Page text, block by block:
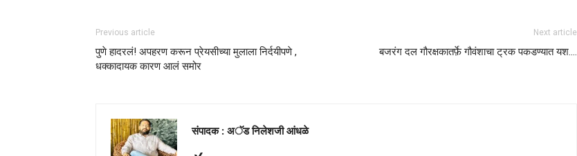
Previous article
पुणे हादरलं! अपहरण करून प्रेयसीच्या मुलाला निर्दयीपणे ,
धक्कादायक कारण आलं समोर
Next article
बजरंग दल गौरक्षकातर्फ़े गौवंशाचा ट्रक पकडण्यात यश….
संपादक : अॅड निलेशजी आंधळे